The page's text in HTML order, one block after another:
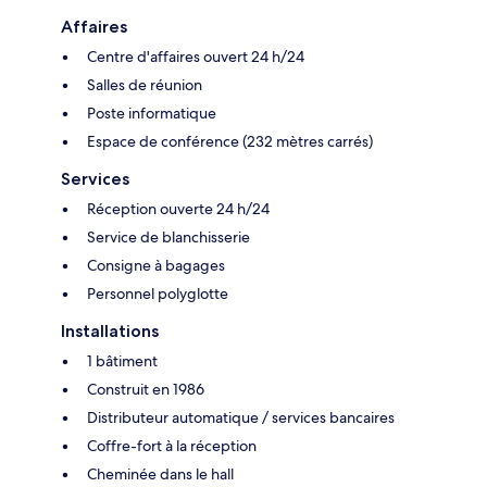
Affaires
Centre d'affaires ouvert 24 h/24
Salles de réunion
Poste informatique
Espace de conférence (232 mètres carrés)
Services
Réception ouverte 24 h/24
Service de blanchisserie
Consigne à bagages
Personnel polyglotte
Installations
1 bâtiment
Construit en 1986
Distributeur automatique / services bancaires
Coffre-fort à la réception
Cheminée dans le hall